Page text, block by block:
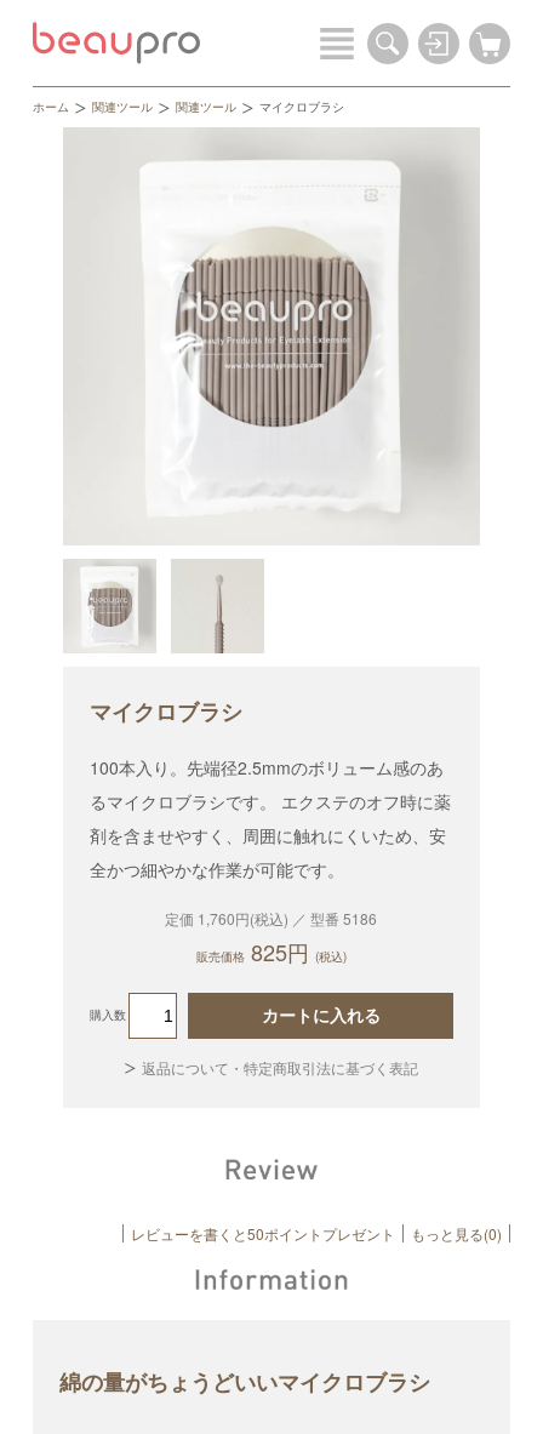
ホーム 関連ツール 関連ツール マイクロブラシ
マイクロブラシ
100本入り。先端径2.5mmのボリューム感のあ
るマイクロブラシです。 エクステのオフ時に薬
剤を含ませやすく、周囲に触れにくいため、安
全かつ細やかな作業が可能です。
定価 1,760円(税込) ／ 型番 5186
販売価格 825円 (税込)
購入数 カートに入れる
返品について・特定商取引法に基づく表記
レビューを書くと50ポイントプレゼント もっと見る(0)
綿の量がちょうどいいマイクロブラシ